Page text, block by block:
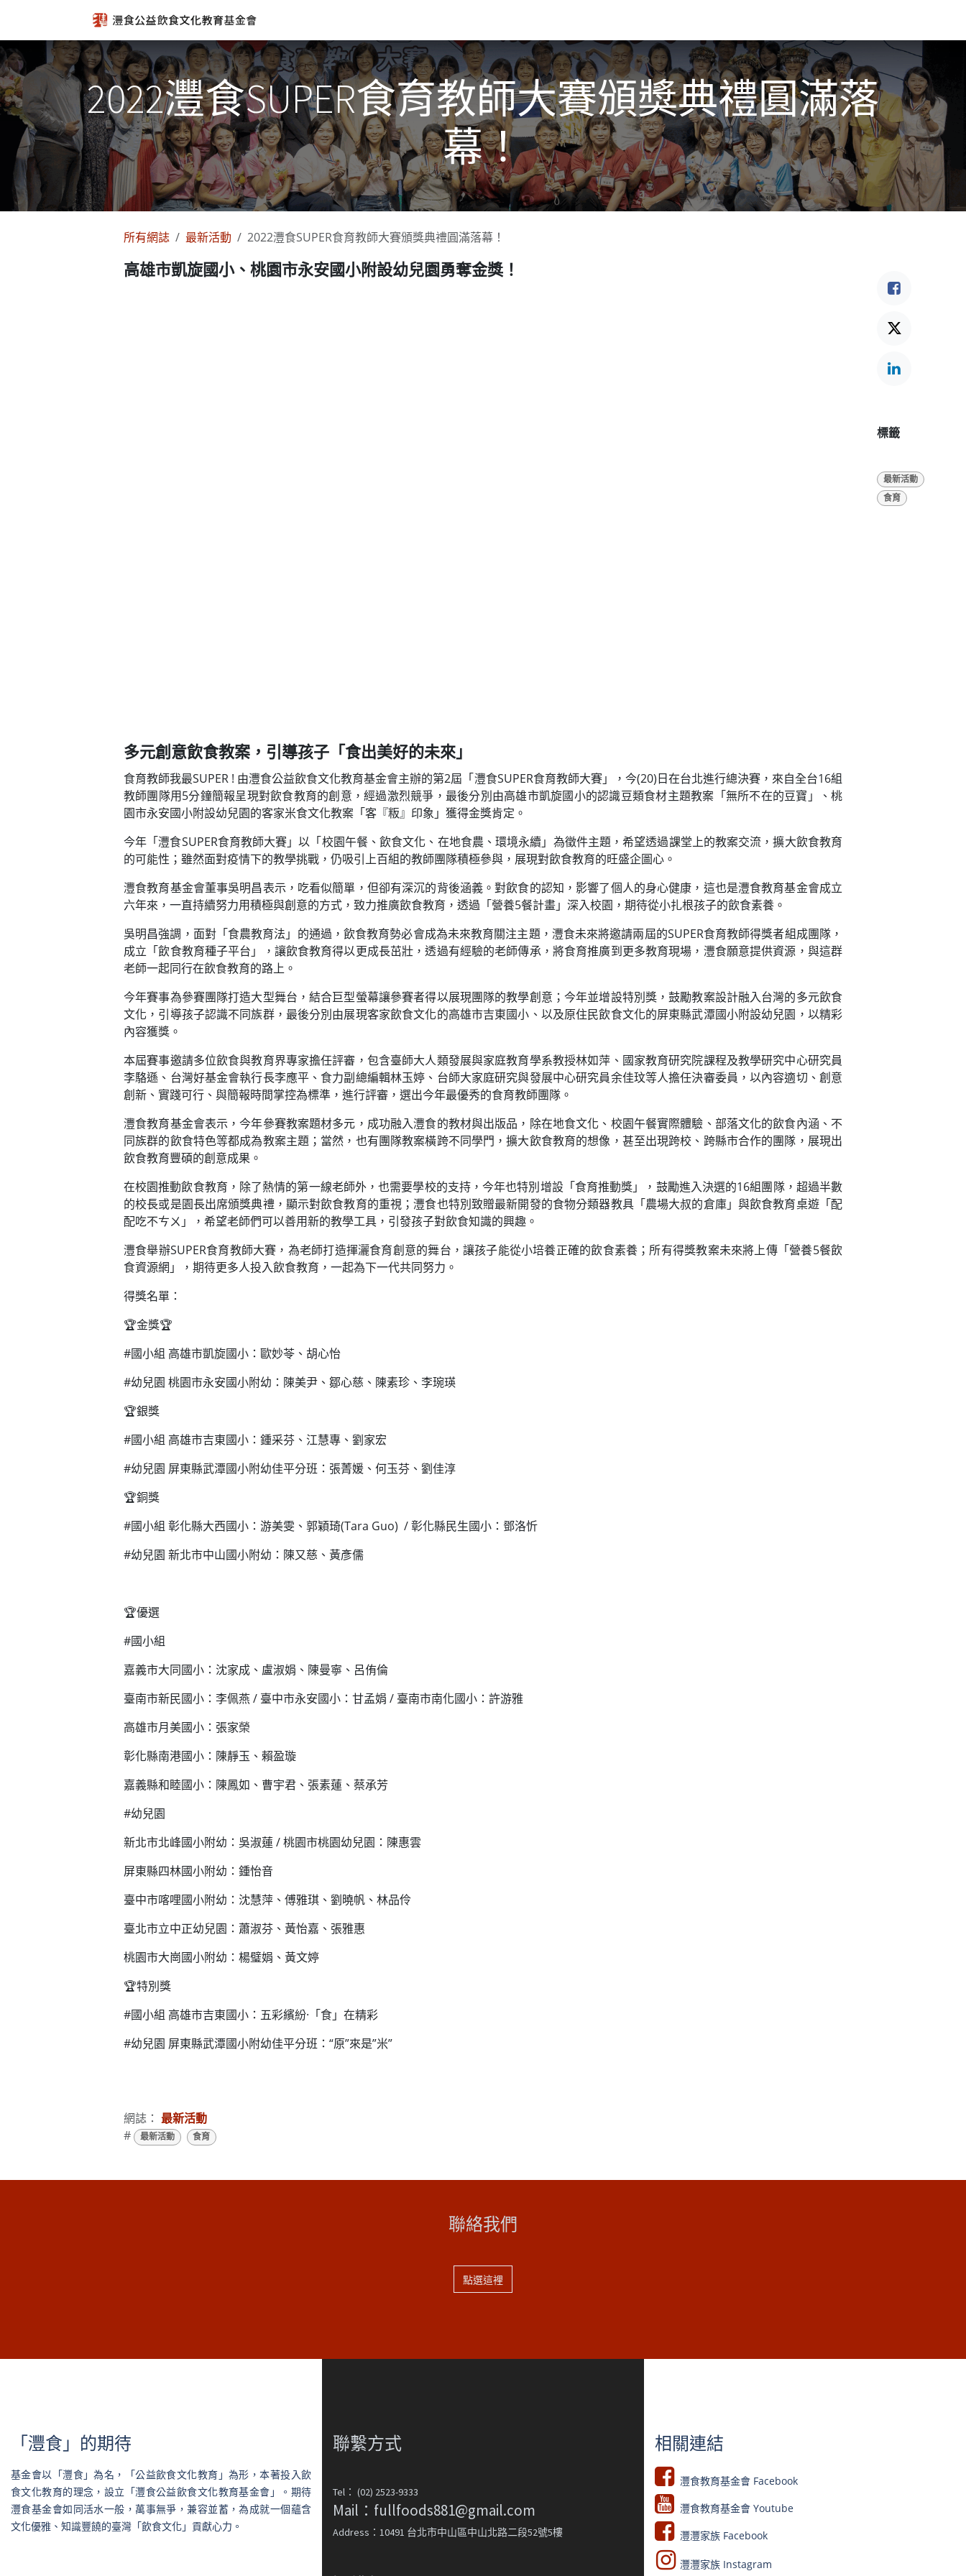
2022灃食SUPER食育教師大賽頒獎典禮圓滿落
幕！
所有網誌 最新活動 2022灃食SUPER食育教師大賽頒獎典禮圓滿落幕！
高雄市凱旋國小、桃園市永安國小附設幼兒園勇奪金獎！
多元創意飲食教案，引導孩子「食出美好的未來」
食育教師我最SUPER ! 由灃食公益飲食文化教育基金會主辦的第2屆「灃食SUPER食育教師大賽」，今(20)日在台北進行總決賽，來自全台16組
教師團隊用5分鐘簡報呈現對飲食教育的創意，經過激烈競爭，最後分別由高雄市凱旋國小的認識豆類食材主題教案「無所不在的豆寶」、桃
園市永安國小附設幼兒園的客家米食文化教案「客『粄』印象」獲得金獎肯定。
今年「灃食SUPER食育教師大賽」以「校園午餐、飲食文化、在地食農、環境永續」為徵件主題，希望透過課堂上的教案交流，擴大飲食教育
的可能性；雖然面對疫情下的教學挑戰，仍吸引上百組的教師團隊積極參與，展現對飲食教育的旺盛企圖心。
灃食教育基金會董事吳明昌表示，吃看似簡單，但卻有深沉的背後涵義。對飲食的認知，影響了個人的身心健康，這也是灃食教育基金會成立
六年來，一直持續努力用積極與創意的方式，致力推廣飲食教育，透過「營養5餐計畫」深入校園，期待從小扎根孩子的飲食素養。
吳明昌強調，面對「食農教育法」的通過，飲食教育勢必會成為未來教育關注主題，灃食未來將邀請兩屆的SUPER食育教師得獎者組成團隊，
成立「飲食教育種子平台」，讓飲食教育得以更成長茁壯，透過有經驗的老師傳承，將食育推廣到更多教育現場，灃食願意提供資源，與這群
老師一起同行在飲食教育的路上。
今年賽事為參賽團隊打造大型舞台，結合巨型螢幕讓參賽者得以展現團隊的教學創意；今年並增設特別獎，鼓勵教案設計融入台灣的多元飲食
文化，引導孩子認識不同族群，最後分別由展現客家飲食文化的高雄市吉東國小、以及原住民飲食文化的屏東縣武潭國小附設幼兒園，以精彩
內容獲獎。
本屆賽事邀請多位飲食與教育界專家擔任評審，包含臺師大人類發展與家庭教育學系教授林如萍、國家教育研究院課程及教學研究中心研究員
李駱遜、台灣好基金會執行長李應平、食力副總編輯林玉婷、台師大家庭研究與發展中心研究員余佳玟等人擔任決審委員，以內容適切、創意
創新、實踐可行、與簡報時間掌控為標準，進行評審，選出今年最優秀的食育教師團隊。
灃食教育基金會表示，今年參賽教案題材多元，成功融入灃食的教材與出版品，除在地食文化、校園午餐實際體驗、部落文化的飲食內涵、不
同族群的飲食特色等都成為教案主題；當然，也有團隊教案橫跨不同學門，擴大飲食教育的想像，甚至出現跨校、跨縣市合作的團隊，展現出
飲食教育豐碩的創意成果。
在校園推動飲食教育，除了熱情的第一線老師外，也需要學校的支持，今年也特別增設「食育推動獎」，鼓勵進入決選的16組團隊，超過半數
的校長或是園長出席頒獎典禮，顯示對飲食教育的重視；灃食也特別致贈最新開發的食物分類器教具「農場大叔的倉庫」與飲食教育桌遊「配
配吃不ㄘㄨ」，希望老師們可以善用新的教學工具，引發孩子對飲食知識的興趣。
灃食舉辦SUPER食育教師大賽，為老師打造揮灑食育創意的舞台，讓孩子能從小培養正確的飲食素養；所有得獎教案未來將上傳「營養5餐飲
食資源網」，期待更多人投入飲食教育，一起為下一代共同努力。
得獎名單：
🏆金獎🏆
#國小組 高雄市凱旋國小：歐妙苓、胡心怡
#幼兒園 桃園市永安國小附幼：陳美尹、鄒心慈、陳素珍、李琬瑛
🏆銀獎
#國小組 高雄市吉東國小：鍾采芬、江慧專、劉家宏
#幼兒園 屏東縣武潭國小附幼佳平分班：張菁媛、何玉芬、劉佳淳
🏆銅獎
#國小組 彰化縣大西國小：游美雯、郭穎琦(Tara Guo) / 彰化縣民生國小：鄧洛忻
#幼兒園 新北市中山國小附幼：陳又慈、黃彥儒
🏆優選
#國小組
嘉義市大同國小：沈家成、盧淑娟、陳曼寧、呂侑倫
臺南市新民國小：李佩燕 / 臺中市永安國小：甘孟娟 / 臺南市南化國小：許游雅
高雄市月美國小：張家榮
彰化縣南港國小：陳靜玉、賴盈璇
嘉義縣和睦國小：陳鳳如、曹宇君、張素蓮、蔡承芳
#幼兒園
新北市北峰國小附幼：吳淑蓮 / 桃園市桃園幼兒園：陳惠雲
屏東縣四林國小附幼：鍾怡音
臺中市喀哩國小附幼：沈慧萍、傅雅琪、劉曉帆、林品伶
臺北市立中正幼兒園：蕭淑芬、黃怡嘉、張雅惠
桃園市大崗國小附幼：楊璧娟、黃文婷
🏆特別獎
#國小組 高雄市吉東國小：五彩繽紛·「食」在精彩
#幼兒園 屏東縣武潭國小附幼佳平分班：“原”來是”米”
網誌： 最新活動
#
最新活動 食育
標籤
最新活動
食育
聯絡我們
點選這裡
「灃食」的期待
基金會以「灃食」為名，「公益飲食文化教育」為形，本著投入飲
食文化教育的理念，設立「灃食公益飲食文化教育基金會」。期待
灃食基金會如同活水一般，萬事無爭，兼容並蓄，為成就一個蘊含
文化優雅、知識豐饒的臺灣「飲食文化」貢獻心力。
聯繫方式
Tel： (02) 2523-9333
Mail：fullfoods881@gmail.com
Address：10491 台北市中山區中山北路二段52號5樓
相關連結
灃食教育基金會 Facebook​
灃食教育基金會 Youtube​​
灃灃家族 Facebook
灃灃家族 Instagram